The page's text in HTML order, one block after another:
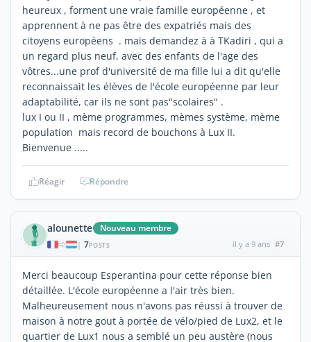
heureux , forment une vraie famille européenne , et
apprennent à ne pas être des expatriés mais des
citoyens européens . mais demandez à à TKadiri , qui a
un regard plus neuf, avec des enfants de l'age des
vôtres...une prof d'université de ma fille lui a dit qu'elle
reconnaissait les élèves de l'école européenne par leur
adaptabilité, car ils ne sont pas"scolaires" .
lux I ou II , mème programmes, mèmes système, mème
population mais record de bouchons à Lux II.
Bienvenue .....
Réagir Répondre
alounette Nouveau membre
| 7POSTS il y a 9 ans #7
Merci beaucoup Esperantina pour cette réponse bien
détaillée. L'école européenne a l'air très bien.
Malheureusement nous n'avons pas réussi à trouver de
maison à notre gout à portée de vélo/pied de Lux2, et le
quartier de Lux1 nous a semblé un peu austère (nous